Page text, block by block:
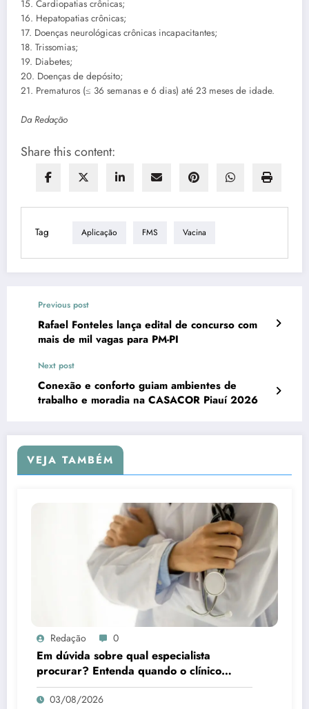
15. Cardiopatias crônicas;
16. Hepatopatias crônicas;
17. Doenças neurológicas crônicas incapacitantes;
18. Trissomias;
19. Diabetes;
20. Doenças de depósito;
21. Prematuros (≤ 36 semanas e 6 dias) até 23 meses de idade.
Da Redação
Share this content:
Tag Aplicação FMS Vacina
Previous post
Rafael Fonteles lança edital de concurso com
mais de mil vagas para PM-PI
Next post
Conexão e conforto guiam ambientes de
trabalho e moradia na CASACOR Piauí 2026
VEJA TAMBÉM
Redação 0
Em dúvida sobre qual especialista
procurar? Entenda quando o clínico
médico é a melhor escolha
03/08/2026